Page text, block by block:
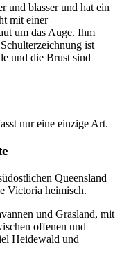
und blasser und hat ein
mit einer
um das Auge. Ihm
ist
und die Brust sind
nur eine einzige Art.
Queensland
Victoria heimisch.
und Grasland, mit
offenen und
Heidewald und